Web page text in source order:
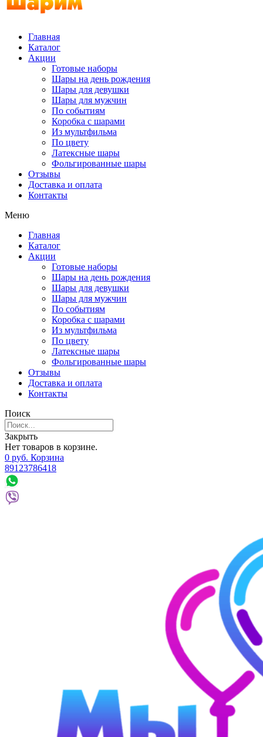
Главная
Каталог
Акции
Готовые наборы
Шары на день рождения
Шары для девушки
Шары для мужчин
По событиям
Коробка с шарами
Из мультфильма
По цвету
Латексные шары
Фольгированные шары
Отзывы
Доставка и оплата
Контакты
Меню
Главная
Каталог
Акции
Готовые наборы
Шары на день рождения
Шары для девушки
Шары для мужчин
По событиям
Коробка с шарами
Из мультфильма
По цвету
Латексные шары
Фольгированные шары
Отзывы
Доставка и оплата
Контакты
Поиск
Закрыть
Нет товаров в корзине.
0 руб. Корзина
89123786418